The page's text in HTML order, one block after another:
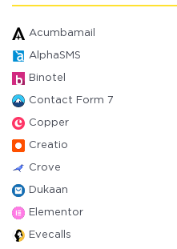
Acumbamail
AlphaSMS
Binotel
Contact Form 7
Copper
Creatio
Crove
Dukaan
Elementor
Evecalls